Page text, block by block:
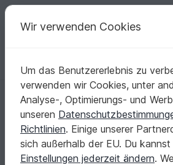
Deine kreativen Ideen
Deutsch | € (EUR) einloggen
Startseite Häkeln Amigurumi
Häkelanleitung Puppe, Blumenfee
Häkelanleitung Puppe,
Wir verwenden Cookies
Um das Benutzererlebnis zu
verwenden wir Cookies, unter
Analyse-, Optimierungs- und
unseren
Richtlinien. Einige unserer
sich außerhalb der EU. Du kannst
Einstellungen jederzeit ändern.